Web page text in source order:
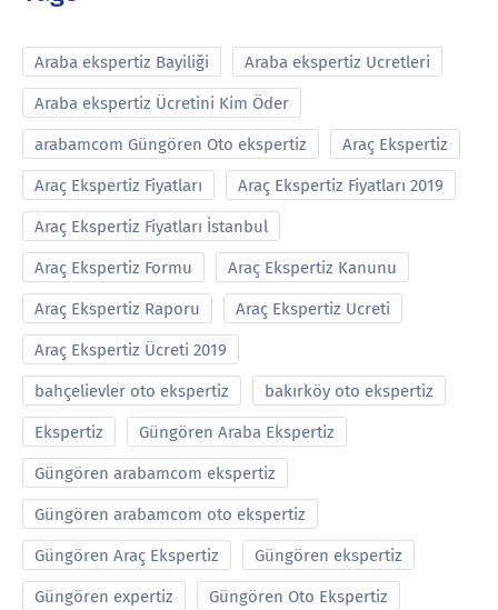
Araba ekspertiz Bayiliği Araba ekspertiz Ucretleri
Araba ekspertiz Ücretini Kim Öder
arabamcom Güngören Oto ekspertiz Araç Ekspertiz
Araç Ekspertiz Fiyatları Araç Ekspertiz Fiyatları 2019
Araç Ekspertiz Fiyatları İstanbul
Araç Ekspertiz Formu Araç Ekspertiz Kanunu
Araç Ekspertiz Raporu Araç Ekspertiz Ucreti
Araç Ekspertiz Ücreti 2019
bahçelievler oto ekspertiz bakırköy oto ekspertiz
Ekspertiz Güngören Araba Ekspertiz
Güngören arabamcom ekspertiz
Güngören arabamcom oto ekspertiz
Güngören Araç Ekspertiz Güngören ekspertiz
Güngören expertiz Güngören Oto Ekspertiz